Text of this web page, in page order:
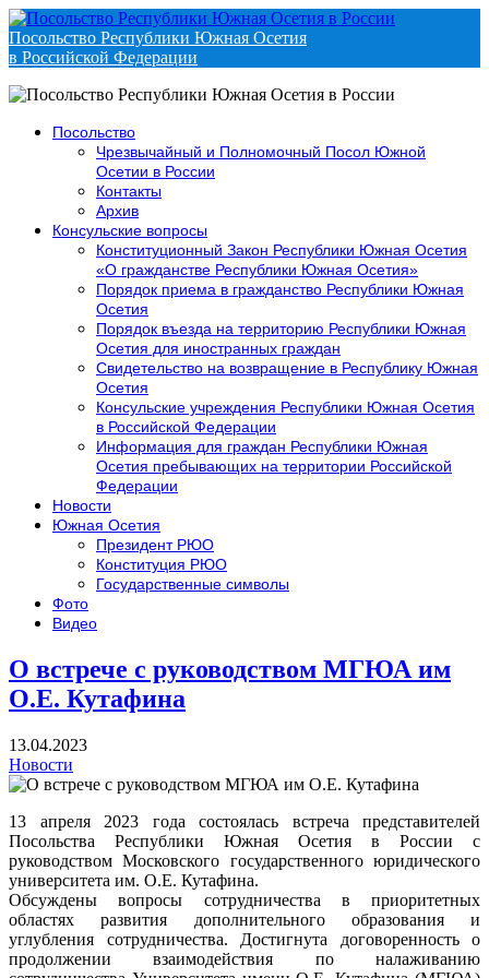
Посольство Республики Южная Осетия
в Российской Федерации
Посольство
Чрезвычайный и Полномочный Посол Южной
Осетии в России
Контакты
Архив
Консульские вопросы
Конституционный Закон Республики Южная Осетия
«О гражданстве Республики Южная Осетия»
Порядок приема в гражданство Республики Южная
Осетия
Порядок въезда на территорию Республики Южная
Осетия для иностранных граждан
Свидетельство на возвращение в Республику Южная
Осетия
Консульские учреждения Республики Южная Осетия
в Российской Федерации
Информация для граждан Республики Южная
Осетия пребывающих на территории Российской
Федерации
Новости
Южная Осетия
Президент РЮО
Конституция РЮО
Государственные символы
Фото
Видео
О встрече с руководством МГЮА им
О.Е. Кутафина
13.04.2023
Новости
13 апреля 2023 года состоялась встреча представителей
Посольства Республики Южная Осетия в России с
руководством Московского государственного юридического
университета им. О.Е. Кутафина.
Обсуждены вопросы сотрудничества в приоритетных
областях развития дополнительного образования и
углубления сотрудничества. Достигнута договоренность о
продолжении взаимодействия по налаживанию